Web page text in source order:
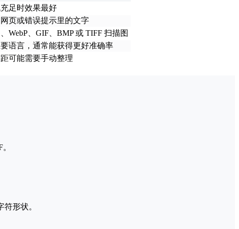
足时效果最好
页或错误提示里的文字
WebP、GIF、BMP 或 TIFF 扫描图
语言，通常能获得更好准确率
可能需要手动整理
形状。